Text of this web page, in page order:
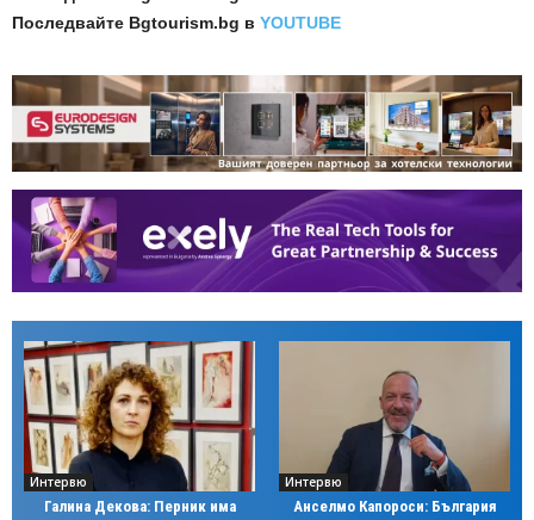
Последвайте Bgtourism.bg в YOUTUBE
Интервю
Галина Декова: Перник има
Интервю
Анселмо Капороси: България